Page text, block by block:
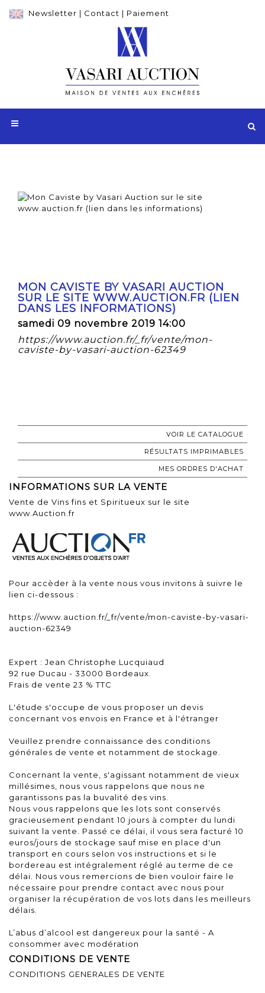
Newsletter | Contact | Paiement
MON CAVISTE BY VASARI AUCTION
SUR LE SITE WWW.AUCTION.FR (LIEN
DANS LES INFORMATIONS)
samedi 09 novembre 2019 14:00
https://www.auction.fr/_fr/vente/mon-
caviste-by-vasari-auction-62349
VOIR LE CATALOGUE
RÉSULTATS IMPRIMABLES
MES ORDRES D'ACHAT
INFORMATIONS SUR LA VENTE
Vente de Vins fins et Spiritueux sur le site
www.Auction.fr
Pour accèder à la vente nous vous invitons à suivre le
lien ci-dessous :
https://www.auction.fr/_fr/vente/mon-caviste-by-vasari-
auction-62349
Expert : Jean Christophe Lucquiaud
92 rue Ducau - 33000 Bordeaux.
Frais de vente 23 % TTC
L'étude s'occupe de vous proposer un devis
concernant vos envois en France et à l'étranger
Veuillez prendre connaissance des conditions
générales de vente et notamment de stockage.
Concernant la vente, s'agissant notamment de vieux
millésimes, nous vous rappelons que nous ne
garantissons pas la buvalité des vins.
Nous vous rappelons que les lots sont conservés
gracieusement pendant 10 jours à compter du lundi
suivant la vente. Passé ce délai, il vous sera facturé 10
euros/jours de stockage sauf mise en place d'un
transport en cours selon vos instructions et si le
bordereau est intégralement réglé au terme de ce
délai. Nous vous remercions de bien vouloir faire le
nécessaire pour prendre contact avec nous pour
organiser la récupération de vos lots dans les meilleurs
délais.
L’abus d’alcool est dangereux pour la santé - A
consommer avec modération
CONDITIONS DE VENTE
CONDITIONS GENERALES DE VENTE